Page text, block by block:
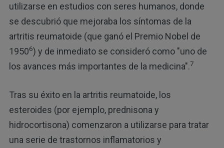
utilizarse en estudios con seres humanos, donde
se descubrió que mejoraba los síntomas de la
artritis reumatoide (que ganó el Premio Nobel de
19506) y de inmediato se consideró como "uno de
los avances más importantes de la medicina".7
Tras su éxito en la artritis reumatoide, los
esteroides (por ejemplo, prednisona y
hidrocortisona) comenzaron a utilizarse para tratar
una serie de trastornos inflamatorios y